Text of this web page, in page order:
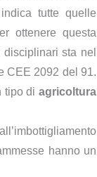
tutte quelle
ottenere questa
sta nel
CEE 2092 del 91.
tipo diagricoltura
hanno un